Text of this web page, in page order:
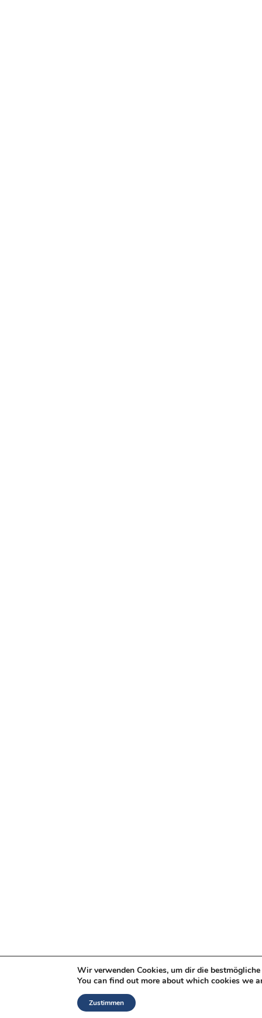
Wir verwenden Cookies, um dir die
You can find out more about which cookies we
Zustimmen